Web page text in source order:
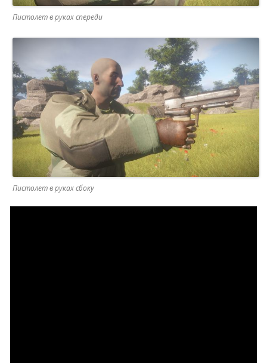
Пистолет в руках спереди
Пистолет в руках сбоку